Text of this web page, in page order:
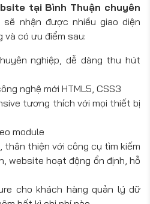
tại Bình Thuận chuyên
sẽ nhận được nhiều giao diện
và có ưu điểm sau:
nghiệp, dễ dàng thu hút
nghệ mới HTML5, CSS3
tương thích với mọi thiết bị
module
thân thiện với công cụ tìm kiếm
website hoạt động ổn định, hỗ
cho khách hàng quản lý dữ